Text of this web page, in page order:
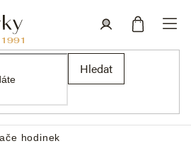
Hledat
hodinek